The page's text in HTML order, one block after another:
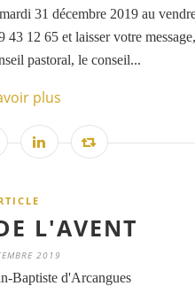
31 décembre 2019 au
12 65 et laisser votre
pastoral, le conseil...
plus
L'AVENT
2019
Baptiste d'Arcangues